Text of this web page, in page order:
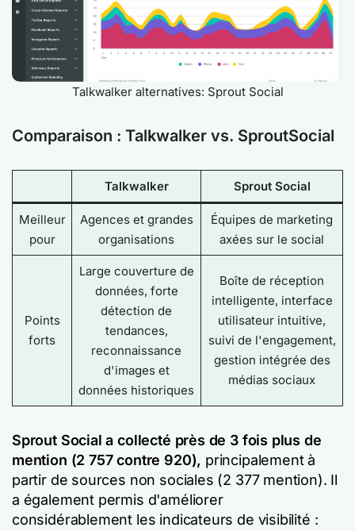
Talkwalker alternatives: Sprout Social
Comparaison : Talkwalker vs. SproutSocial
Talkwalker Sprout Social
Meilleur
pour
Agences et grandes
organisations
Équipes de marketing
axées sur le social
Points
forts
Large couverture de
données, forte
détection de
tendances,
reconnaissance
d'images et
données historiques
Boîte de réception
intelligente, interface
utilisateur intuitive,
suivi de l'engagement,
gestion intégrée des
médias sociaux
Sprout Social a collecté près de 3 fois plus de
mention (2 757 contre 920), principalement à
partir de sources non sociales (2 377 mention). Il
a également permis d'améliorer
considérablement les indicateurs de visibilité :